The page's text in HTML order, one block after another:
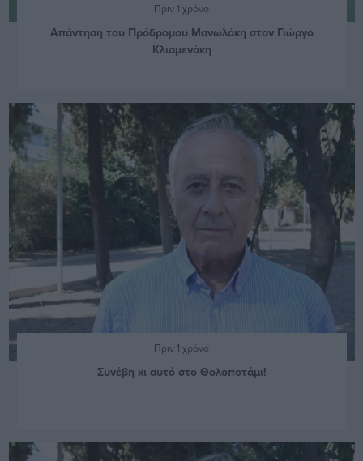
Πριν 1 χρόνο
Απάντηση του Πρόδρομου Μανωλάκη στον Γιώργο
Κλιαμενάκη
Πριν 1 χρόνο
Συνέβη κι αυτό στο Θολοποτάμι!